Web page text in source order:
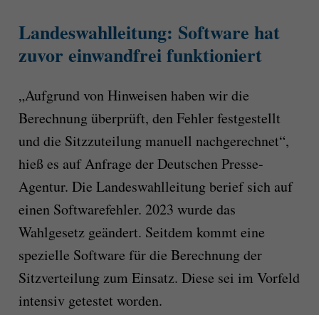
Landeswahlleitung: Software hat
zuvor einwandfrei funktioniert
„Aufgrund von Hinweisen haben wir die
Berechnung überprüft, den Fehler festgestellt
und die Sitzzuteilung manuell nachgerechnet“,
hieß es auf Anfrage der Deutschen Presse-
Agentur. Die Landeswahlleitung berief sich auf
einen Softwarefehler. 2023 wurde das
Wahlgesetz geändert. Seitdem kommt eine
spezielle Software für die Berechnung der
Sitzverteilung zum Einsatz. Diese sei im Vorfeld
intensiv getestet worden.